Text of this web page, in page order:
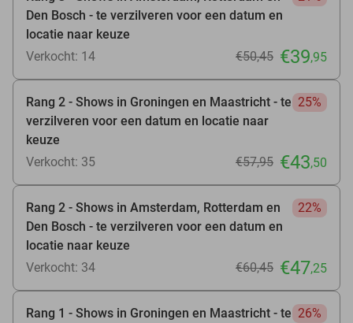
Den Bosch - te verzilveren voor een datum en
locatie naar keuze
Verkocht: 14 €50,45 €39,95
Rang 2 - Shows in Groningen en Maastricht - te
verzilveren voor een datum en locatie naar
keuze
25%
Verkocht: 35 €57,95 €43,50
Rang 2 - Shows in Amsterdam, Rotterdam en
Den Bosch - te verzilveren voor een datum en
locatie naar keuze
22%
Verkocht: 34 €60,45 €47,25
Rang 1 - Shows in Groningen en Maastricht - te 26%